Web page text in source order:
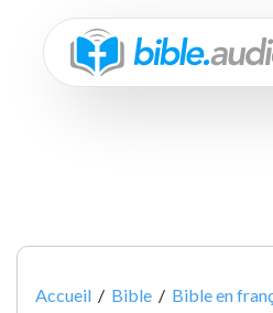
Accueil / Bible / Bible en